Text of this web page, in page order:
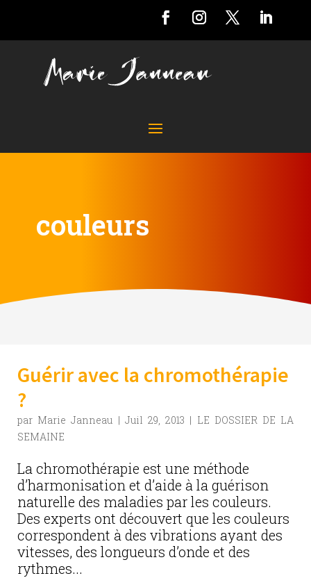
couleurs
Guérir avec la chromothérapie
?
par Marie Janneau | Juil 29, 2013 | LE DOSSIER DE LA
SEMAINE
La chromothérapie est une méthode
d’harmonisation et d’aide à la guérison
naturelle des maladies par les couleurs.
Des experts ont découvert que les couleurs
correspondent à des vibrations ayant des
vitesses, des longueurs d’onde et des
rythmes...